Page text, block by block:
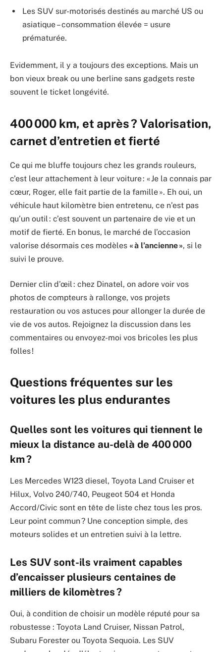
Les SUV sur-motorisés destinés au marché US ou
asiatique – consommation élevée = usure
prématurée.
Evidemment, il y a toujours des exceptions. Mais un
bon vieux break ou une berline sans gadgets reste
souvent le ticket longévité.
400 000 km, et après ? Valorisation,
carnet d’entretien et fierté
Ce qui me bluffe toujours chez les grands rouleurs,
c’est leur attachement à leur voiture : « Je la connais par
cœur, Roger, elle fait partie de la famille ». Eh oui, un
véhicule haut kilomètre bien entretenu, ce n’est pas
qu’un outil : c’est souvent un partenaire de vie et un
motif de fierté. En bonus, le marché de l’occasion
valorise désormais ces modèles « à l’ancienne », si le
suivi le prouve.
Dernier clin d’œil : chez Dinatel, on adore voir vos
photos de compteurs à rallonge, vos projets
restauration ou vos astuces pour allonger la durée de
vie de vos autos. Rejoignez la discussion dans les
commentaires ou envoyez-moi vos bricoles les plus
folles !
Questions fréquentes sur les
voitures les plus endurantes
Quelles sont les voitures qui tiennent le
mieux la distance au-delà de 400 000
km ?
Les Mercedes W123 diesel, Toyota Land Cruiser et
Hilux, Volvo 240/740, Peugeot 504 et Honda
Accord/Civic sont en tête de liste chez tous les pros.
Leur point commun ? Une conception simple, des
moteurs solides et un entretien suivi à la lettre.
Les SUV sont-ils vraiment capables
d’encaisser plusieurs centaines de
milliers de kilomètres ?
Oui, à condition de choisir un modèle réputé pour sa
robustesse : Toyota Land Cruiser, Nissan Patrol,
Subaru Forester ou Toyota Sequoia. Les SUV